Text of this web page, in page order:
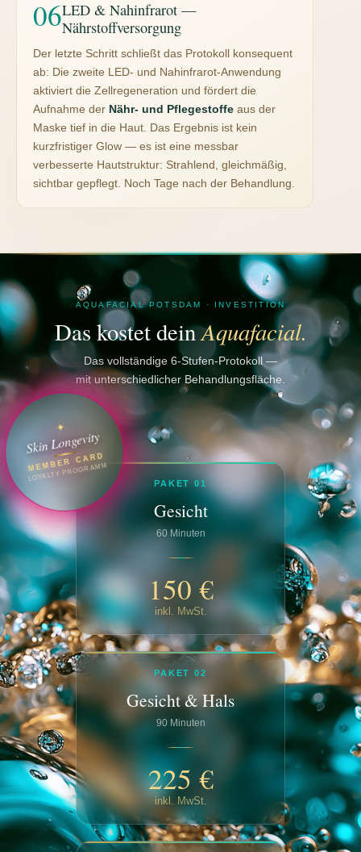
LED & Nahinfrarot —
Nährstoffversorgung
Der letzte Schritt schließt das Protokoll konsequent
ab: Die zweite LED- und Nahinfrarot-Anwendung
aktiviert die Zellregeneration und fördert die
Aufnahme der Nähr- und Pflegestoffe aus der
Maske tief in die Haut. Das Ergebnis ist kein
kurzfristiger Glow — es ist eine messbar
verbesserte Hautstruktur: Strahlend, gleichmäßig,
sichtbar gepflegt. Noch Tage nach der Behandlung.
AQUAFACIAL POTSDAM · INVESTITION
Das kostet deinAquafacial.
Das vollständige 6-Stufen-Protokoll —
mit unterschiedlicher Behandlungsfläche.
✦
Skin Longevity
MEMBER CARD
LOYALTY PROGRAMM
PAKET 01
Gesicht
60 Minuten
150 €
inkl. MwSt.
PAKET 02
Gesicht & Hals
90 Minuten
225 €
inkl. MwSt.